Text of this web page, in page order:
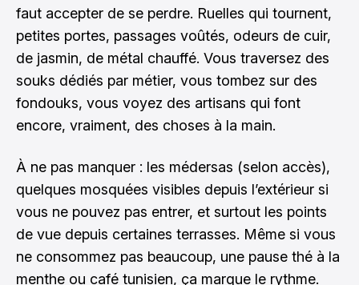
faut accepter de se perdre. Ruelles qui tournent,
petites portes, passages voûtés, odeurs de cuir,
de jasmin, de métal chauffé. Vous traversez des
souks dédiés par métier, vous tombez sur des
fondouks, vous voyez des artisans qui font
encore, vraiment, des choses à la main.
À ne pas manquer : les médersas (selon accès),
quelques mosquées visibles depuis l’extérieur si
vous ne pouvez pas entrer, et surtout les points
de vue depuis certaines terrasses. Même si vous
ne consommez pas beaucoup, une pause thé à la
menthe ou café tunisien, ça marque le rythme.